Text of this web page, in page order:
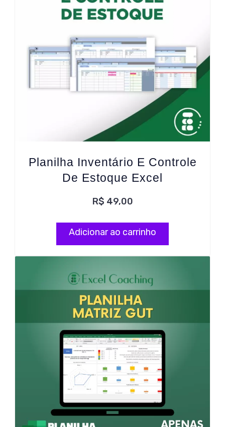
Planilha Inventário E Controle
De Estoque Excel
R$ 49,00
Adicionar ao carrinho